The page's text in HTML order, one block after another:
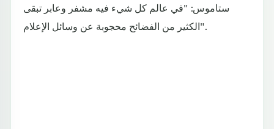
ستاموس: "في عالم كل شيء فيه مشفر وعابر تبقى
الكثير من الفضائح محجوبة عن وسائل الإعلام".